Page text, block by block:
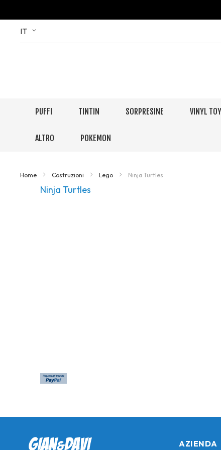
Skip
Language
IT
PUFFI TINTIN SORPRESINE VINYL
ALTRO POKEMON
Home Costruzioni Lego Ninja Turtles
Ninja Turtles
AZIENDA